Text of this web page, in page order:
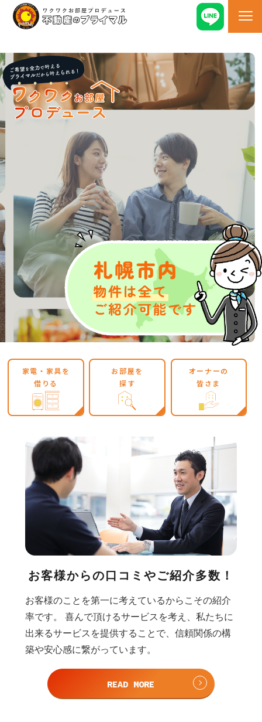
家電・家具を
借りる
お部屋を
探す
オーナーの
皆さま
お客様からの口コミやご紹介多数！
お客様のことを第一に考えているからこその紹介
率です。 喜んで頂けるサービスを考え、私たちに
出来るサービスを提供することで、信頼関係の構
築や安心感に繋がっています。
READ MORE